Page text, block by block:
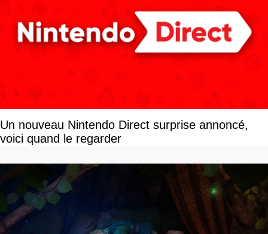
Un nouveau Nintendo Direct surprise annoncé,
voici quand le regarder